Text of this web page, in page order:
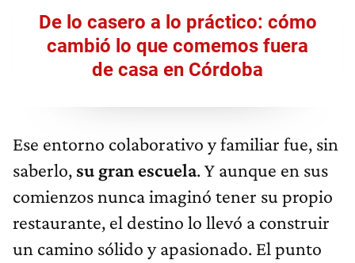
De lo casero a lo práctico: cómo
cambió lo que comemos fuera
de casa en Córdoba
Ese entorno colaborativo y familiar fue, sin
saberlo, su gran escuela. Y aunque en sus
comienzos nunca imaginó tener su propio
restaurante, el destino lo llevó a construir
un camino sólido y apasionado. El punto